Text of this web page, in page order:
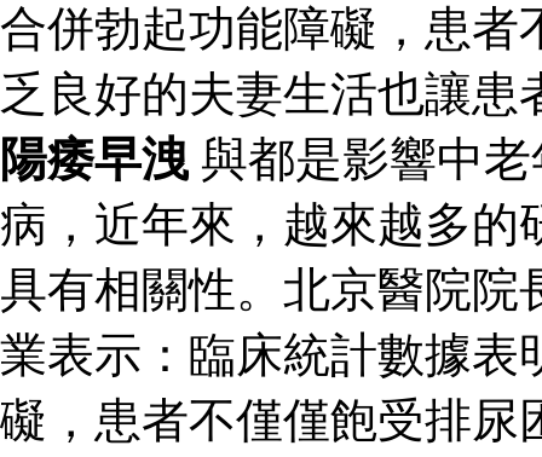
合併勃起功能障礙，患者
乏良好的夫妻生活也讓
陽痿早洩 與都是影響中
病，近年來，越來越多的
具有相關性。北京醫院院
業表示：臨床統計數據表
礙，患者不僅僅飽受排尿